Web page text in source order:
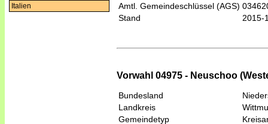
Italien
Amtl. Gemeindeschlüssel (AGS)
Stand
2015-
Vorwahl 04975 - Neuschoo
Bundesland
Landkreis
Gemeindetyp